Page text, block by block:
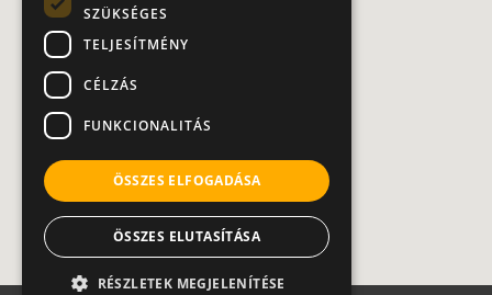
SZÜKSÉGES
TELJESÍTMÉNY
CÉLZÁS
FUNKCIONALITÁS
ÖSSZES ELFOGADÁSA
ÖSSZES ELUTASÍTÁSA
RÉSZLETEK MEGJELENÍTÉSE